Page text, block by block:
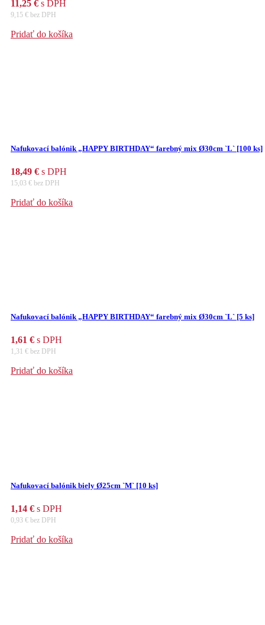
11,25 € s DPH
9,15 € bez DPH
Pridať do košíka
Nafukovací balónik „HAPPY BIRTHDAY“ farebný mix Ø30cm `L` [100 ks]
18,49 € s DPH
15,03 € bez DPH
Pridať do košíka
Nafukovací balónik „HAPPY BIRTHDAY“ farebný mix Ø30cm `L` [5 ks]
1,61 € s DPH
1,31 € bez DPH
Pridať do košíka
Nafukovací balónik biely Ø25cm `M` [10 ks]
1,14 € s DPH
0,93 € bez DPH
Pridať do košíka